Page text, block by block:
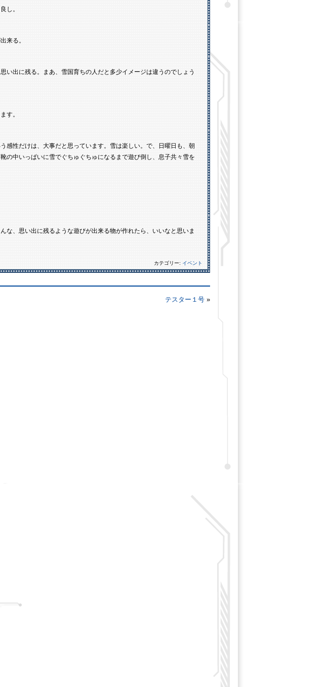
し。
来る。
い出に残る。まあ、雪国育ちの人だと多少イメージは違うのでしょう
す。
感性だけは、大事だと思っています。雪は楽しい。で、日曜日も、朝
の中いっぱいに雪でぐちゅぐちゅになるまで遊び倒し、息子共々雪を
な、思い出に残るような遊びが出来る物が作れたら、いいなと思いま
カテゴリー: イベント
テスター１号 »